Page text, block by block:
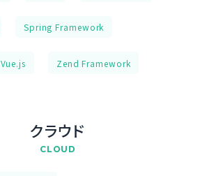
Spring Framework
Vue.js Zend Framework
クラウド
CLOUD